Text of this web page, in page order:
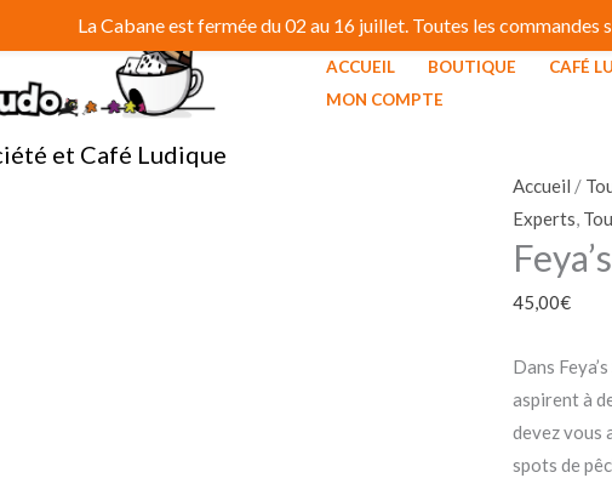
et Café Ludique
ACCUEIL BOUTIQUE CAFÉ
MON COMPTE
Accueil /
Experts,
45,00€
Dans
aspirent à
devez vous
spots de
Swamp
La Cabane est fermée du 02 au 16 juillet. Toutes les